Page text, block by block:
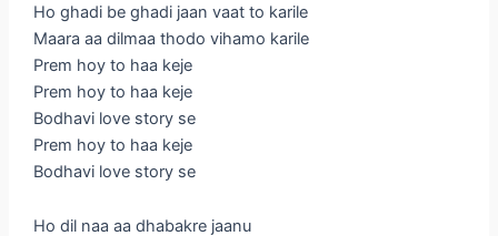
Ho ghadi be ghadi jaan vaat to karile
Maara aa dilmaa thodo vihamo karile
Prem hoy to haa keje
Prem hoy to haa keje
Bodhavi love story se
Prem hoy to haa keje
Bodhavi love story se
Ho dil naa aa dhabakre jaanu